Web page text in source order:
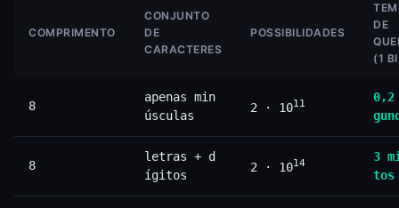
COMPRIMENTO
CONJUNTO
DE
CARACTERES
POSSIBILIDADES
DE
(1
8
apenas min
úsculas
2 · 1011
0,2
8
letras + d
ígitos
2 · 1014
3
tos